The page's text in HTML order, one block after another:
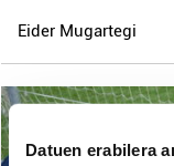
Datuen erabilera
Eider Mugartegi